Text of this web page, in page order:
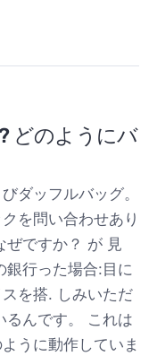
どのようにバ
ダッフルバッグ。
を問い合わせあり
ぜですか？ が 見
銀行った場合:目に
を搭. しみいただ
るんです。 これは
うに動作していま